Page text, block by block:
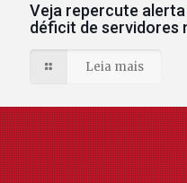
Veja repercute
déficit de servidores
Leia mais